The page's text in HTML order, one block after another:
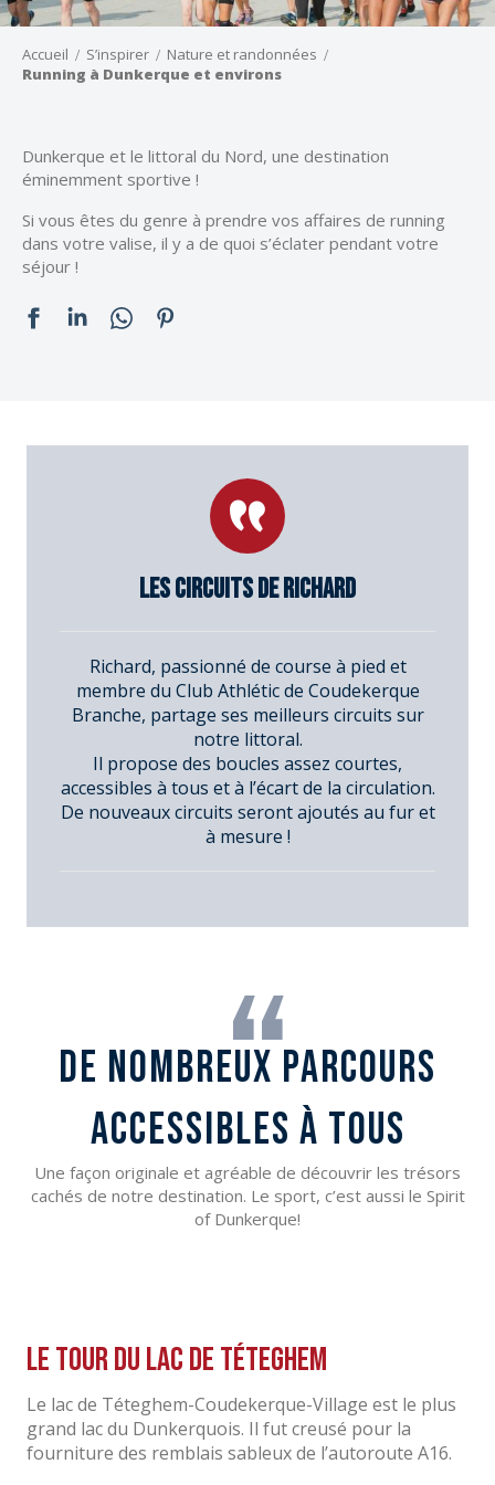
Accueil S’inspirer
Nature et randonnées
Running à Dunkerque et environs
Dunkerque et le littoral du Nord, une destination
éminemment sportive !
Si vous êtes du genre à prendre vos affaires de running
dans votre valise, il y a de quoi s’éclater pendant votre
séjour !
Les circuits de Richard
Richard, passionné de course à pied et
membre du Club Athlétic de Coudekerque
Branche, partage ses meilleurs circuits sur
notre littoral.
Il propose des boucles assez courtes,
accessibles à tous et à l’écart de la circulation.
De nouveaux circuits seront ajoutés au fur et
à mesure !
DE NOMBREUX PARCOURS
ACCESSIBLES À TOUS
Une façon originale et agréable de découvrir les trésors
cachés de notre destination. Le sport, c’est aussi le Spirit
of Dunkerque!
Le tour du Lac de Téteghem
Le lac de Téteghem-Coudekerque-Village est le plus
grand lac du Dunkerquois. Il fut creusé pour la
fourniture des remblais sableux de l’autoroute A16.